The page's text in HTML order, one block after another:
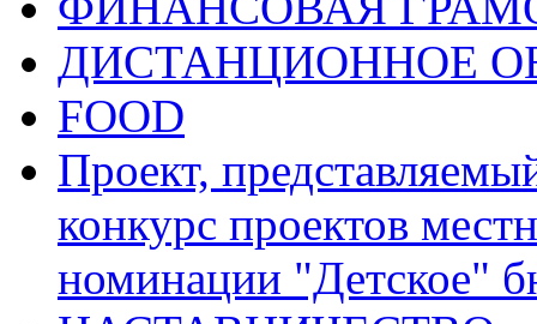
ДИСТАНЦИОННОЕ
FOOD
Проект,
конкурс проектов
номинации "Детское"